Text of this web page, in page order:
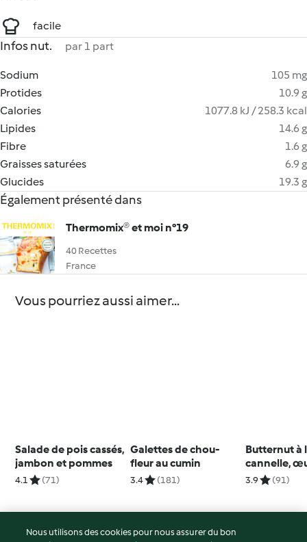
facile
Infos nut. par 1 part
Sodium
105 mg
Protides
10.9 g
Calories
1077.8 kJ / 258.3 kcal
Lipides
14.6 g
Fibre
1.6 g
Graisses saturées
6.9 g
Glucides
19.3 g
Également présenté dans
Thermomix® et moi n°19
40 Recettes
France
Vous pourriez aussi aimer...
Salade de pois cassés,
jambon et pommes
4.1 (71)
Galettes de chou-
fleur au cumin
3.4 (181)
Butternut à
cannelle,
3.9 (91)
Nous utilisons des cookies pour nous assurer du bon